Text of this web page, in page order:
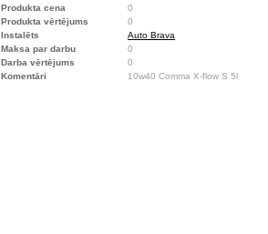
Produkta cena
0
Produkta vērtējums
0
Instalēts
Auto Brava
Maksa par darbu
0
Darba vērtējums
0
Komentāri
10w40 Comma X-flow S 5l